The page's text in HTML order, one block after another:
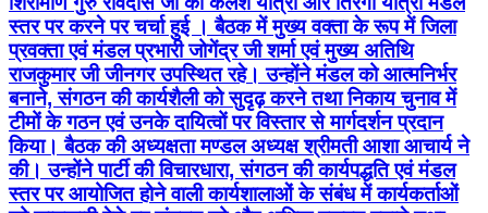
स्तर पर करने पर चर्चा हुई । बैठक में मुख्य वक्ता के रूप में जिला
प्रवक्ता एवं मंडल प्रभारी जोगेंद्र जी शर्मा एवं मुख्य अतिथि
राजकुमार जी जीनगर उपस्थित रहे। उन्होंने मंडल को आत्मनिर्भर
बनाने, संगठन की कार्यशैली को सुदृढ़ करने तथा निकाय चुनाव में
टीमों के गठन एवं उनके दायित्वों पर विस्तार से मार्गदर्शन प्रदान
किया। बैठक की अध्यक्षता मण्डल अध्यक्ष श्रीमती आशा आचार्य ने
की। उन्होंने पार्टी की विचारधारा, संगठन की कार्यपद्धति एवं मंडल
स्तर पर आयोजित होने वाली कार्यशालाओं के संबंध में कार्यकर्ताओं